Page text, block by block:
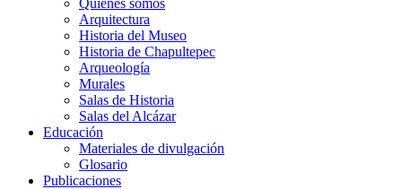
Quiénes somos
Arquitectura
Historia del Museo
Historia de Chapultepec
Arqueología
Murales
Salas de Historia
Salas del Alcázar
Educación
Materiales de divulgación
Glosario
Publicaciones